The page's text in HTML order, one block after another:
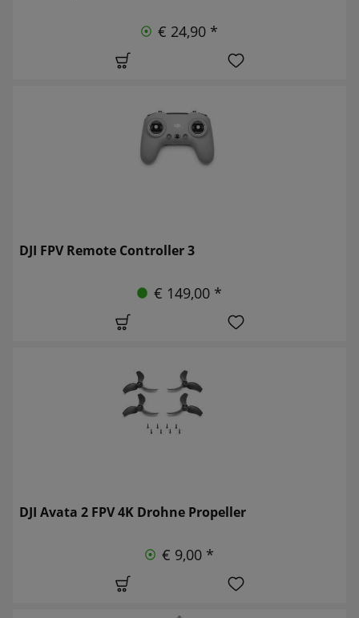
€ 24,90 *
DJI FPV Remote Controller 3
€ 149,00 *
DJI Avata 2 FPV 4K Drohne Propeller
€ 9,00 *